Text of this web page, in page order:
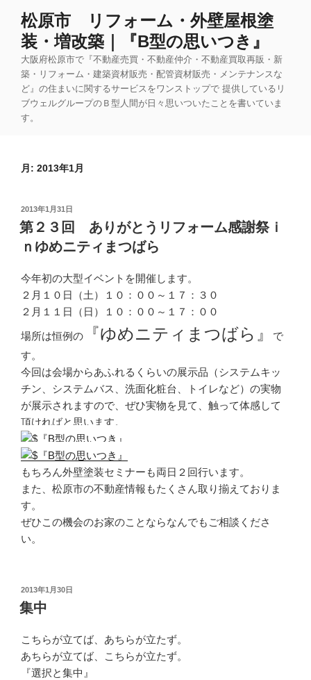
松原市 リフォーム・外壁屋根塗
装・増改築｜『B型の思いつき』
大阪府松原市で『不動産売買・不動産仲介・不動産買取再販・新
築・リフォーム・建築資材販売・配管資材販売・メンテナンスな
ど』の住まいに関するサービスをワンストップで 提供しているリ
ブウェルグループのＢ型人間が日々思いついたことを書いていま
す。
月: 2013年1月
投
稿
日:
2013年1月31日
第２３回 ありがとうリフォーム感謝祭ｉ
ｎゆめニティまつばら
今年初の大型イベントを開催します。
２月１０日（土）１０：００～１７：３０
２月１１日（日）１０：００～１７：００
場所は恒例の 『ゆめニティまつばら』
で
す。
今回は会場からあふれるくらいの展示品（システムキッ
チン、システムバス、洗面化粧台、トイレなど）の実物
が展示されますので、ぜひ実物を見て、触って体感して
頂ければと思います。
もちろん外壁塗装セミナーも両日２回行います。
また、松原市の不動産情報もたくさん取り揃えておりま
す。
ぜひこの機会のお家のことならなんでもご相談くださ
い。
投
稿
日:
2013年1月30日
集中
こちらが立てば、あちらが立たず。
あちらが立てば、こちらが立たず。
『選択と集中』